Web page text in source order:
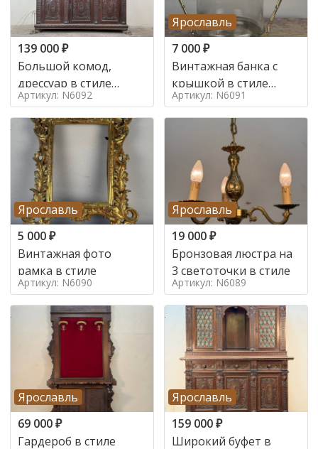
139 000₽
Большой комод,
дрессуар в стиле
ренессанс,
Артикул: N6092
Ярославль
7 000₽
Винтажная банка с
крышкой в стиле
Италия,
Артикул: N6091
Ярославль
5 000₽
Винтажная фото
рамка в стиле
Артикул: N6090
Ярославль
19 000₽
Бронзовая люстра на
3 светоточки в стиле
Артикул: N6089
Ярославль
69 000₽
Гардероб в стиле
Ярославль
159 000₽
Широкий буфет в